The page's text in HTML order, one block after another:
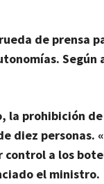
de prensa
, la prohibición
diez personas.
a los
el ministro.